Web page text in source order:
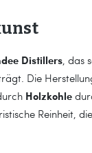
Distillers, das
Die
Holzkohle
Reinheit,